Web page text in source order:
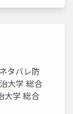
タバレ防
大学 総合
大学 総合